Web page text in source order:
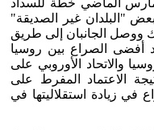
مضاد أطلقت روسيا في 31مارس الماضي خطة للسداد
"البلدان غير الصديقة"
ووصل الجانبان إلى طريق
أفضى الصراع بين روسيا
والاتحاد الأوروبي على
الاعتماد المفرط على
في زيادة استقلاليتها في